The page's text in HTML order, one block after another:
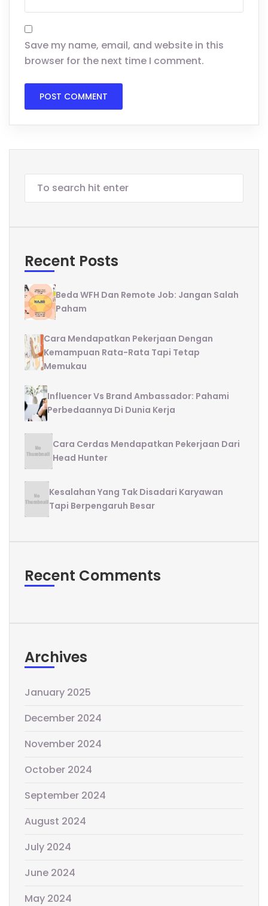
Save my name, email, and website in this
browser for the next time I comment.
Recent Posts
Beda WFH Dan Remote Job: Jangan Salah
Paham
Cara Mendapatkan Pekerjaan Dengan
Kemampuan Rata-Rata Tapi Tetap
Memukau
Influencer Vs Brand Ambassador: Pahami
Perbedaannya Di Dunia Kerja
Cara Cerdas Mendapatkan Pekerjaan Dari
Head Hunter
Kesalahan Yang Tak Disadari Karyawan
Tapi Berpengaruh Besar
Recent Comments
Archives
January 2025
December 2024
November 2024
October 2024
September 2024
August 2024
July 2024
June 2024
May 2024